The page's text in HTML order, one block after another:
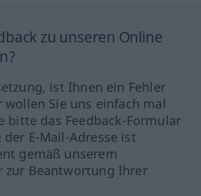
zu unseren Online
ist Ihnen ein Fehler
Sie uns einfach mal
bitte das Feedback-Formular
der E-Mail-Adresse ist
gemäß unserem
zur Beantwortung Ihrer